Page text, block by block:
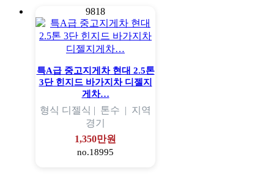
9818
특A급 중고지게차 현대 2.5톤
3단 힌지드 바가지차 디젤지
게차…
형식 디젤식 | 톤수 | 지역
경기
1,350만원
no.18995